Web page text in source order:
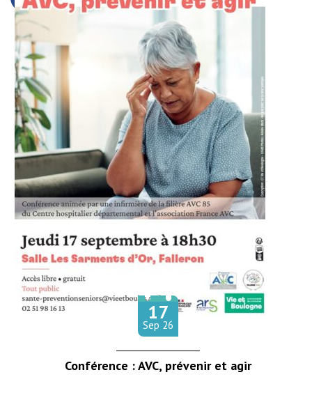
Conférence : AVC, prévenir et agir
17
Sep tembre
26